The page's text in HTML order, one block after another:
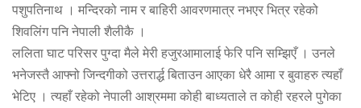
पशुपतिनाथ । मन्दिरको नाम र बाहिरी आवरणमात्र नभएर भित्र रहेको
शिवलिंग पनि नेपाली शैलीकै ।
ललिता घाट परिसर पुग्दा मैले मेरी हजुरआमालाई फेरि पनि सम्झिएँ । उनले
भनेजस्तै आफ्नो जिन्दगीको उत्तरार्द्ध बिताउन आएका धेरै आमा र बुवाहरु त्यहाँ
भेटिए । त्यहाँ रहेको नेपाली आश्रममा कोही बाध्यताले त कोही रहरले पुगेका